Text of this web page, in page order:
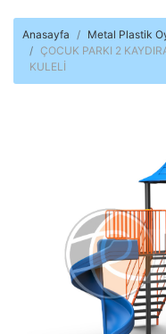
Anasayfa
Metal Plastik
ÇOCUK PARKI 2
KULELİ